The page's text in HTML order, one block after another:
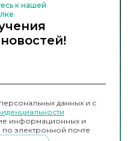
к нашей
данных и с
информационных и
электронной почте